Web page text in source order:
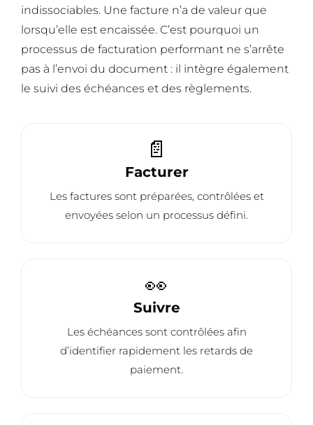
indissociables. Une facture n’a de valeur que
lorsqu’elle est encaissée. C’est pourquoi un
processus de facturation performant ne s’arrête
pas à l’envoi du document : il intègre également
le suivi des échéances et des règlements.
📄
Facturer
Les factures sont préparées, contrôlées et
envoyées selon un processus défini.
👀
Suivre
Les échéances sont contrôlées afin
d’identifier rapidement les retards de
paiement.